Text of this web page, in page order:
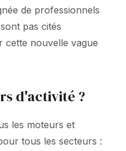
de professionnels
pas cités
cette nouvelle vague
d'activité ?
les moteurs et
tous les secteurs :